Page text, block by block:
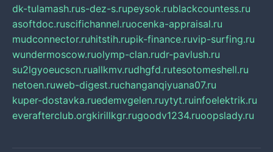
dk-tulamash.rus-dez-s.rupeysok.rublackcountess.ru
asoftdoc.ruscifichannel.ruocenka-appraisal.ru
mudconnector.ruhitstih.rupik-finance.ruvip-surfing.ru
wundermoscow.ruolymp-clan.rudr-pavlush.ru
su2lgyoeucscn.ruallkmv.rudhgfd.rutesotomeshell.ru
netoen.ruweb-digest.ruchanganqiyuana07.ru
kuper-dostavka.ruedemvgelen.ruytyt.ruinfoelektrik.ru
everafterclub.orgkirillkgr.rugoodv1234.ruoopslady.ru